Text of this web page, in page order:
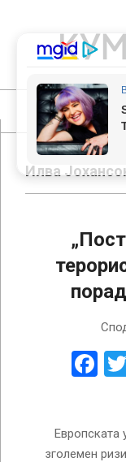
content
Primary
Navigation
MenuИлва
Европската
зголемен